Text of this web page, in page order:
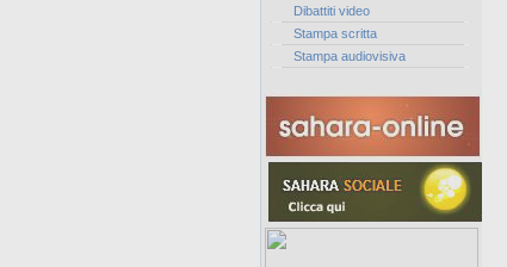
Dibattiti video
Stampa scritta
Stampa audiovisiva